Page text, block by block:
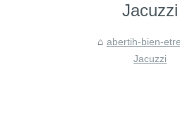
Jacuzzi
abertih-bien-
Jacuzzi